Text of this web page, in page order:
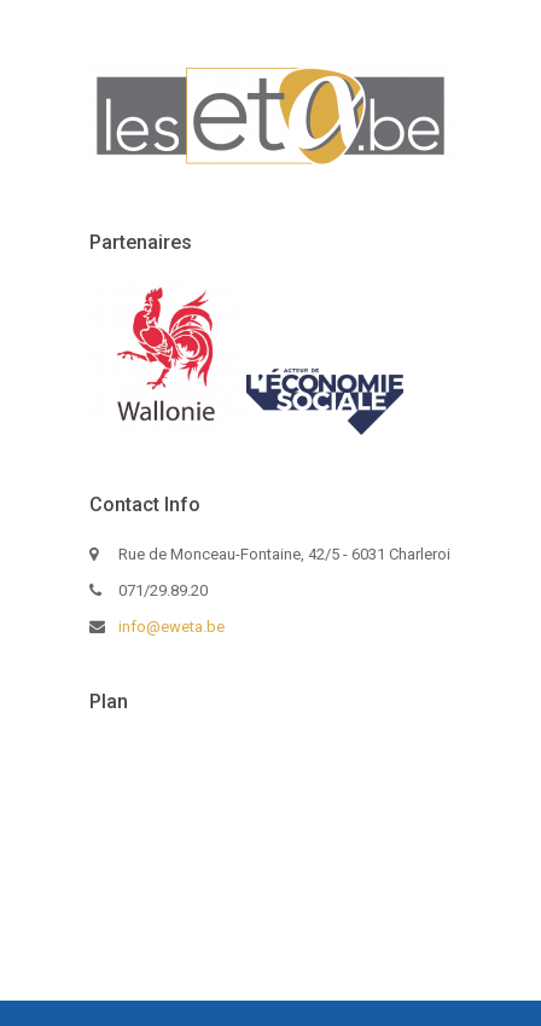
Partenaires
Contact Info
Rue de Monceau-Fontaine, 42/5 - 6031 Charleroi
071/29.89.20
info@eweta.be
Plan